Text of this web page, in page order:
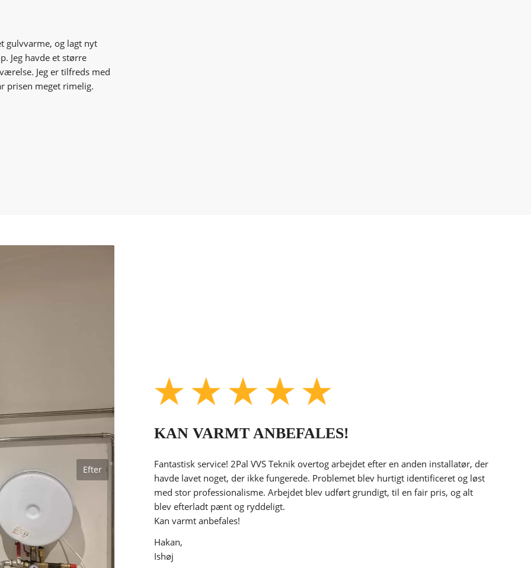
gulvvarme, og lagt nyt
Jeg havde et større
Jeg er tilfreds med
prisen meget rimelig.
Efter
KAN VARMT ANBEFALES!
Fantastisk service! 2Pal VVS Teknik overtog arbejdet efter en anden installatør, der
havde lavet noget, der ikke fungerede. Problemet blev hurtigt identificeret og løst
med stor professionalisme. Arbejdet blev udført grundigt, til en fair pris, og alt
blev efterladt pænt og ryddeligt.
Kan varmt anbefales!
Hakan,
Ishøj